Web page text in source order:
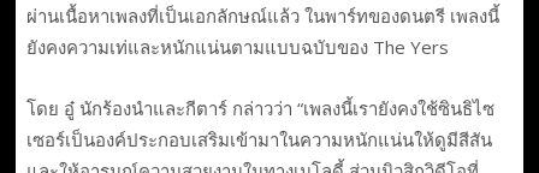
ผ่านเนื้อหาเพลงที่เป็นเอกลักษณ์แล้ว ในพาร์ทของดนตรี เพลงนี้
ยังคงความเท่และหนักแน่นตามแบบฉบับของ The Yers
โดย อู๋ นักร้องนำและกีตาร์ กล่าวว่า “เพลงนี้เรายังคงใช้ซินธิไซ
เซอร์เป็นองค์ประกอบเสริมเข้ามาในความหนักแน่นให้ดูมีสีสัน